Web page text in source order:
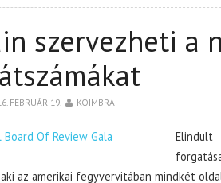
szervezheti a
FEBRUÁR 19. KOIMBRA
az amerikai fegyvervitában mindkét